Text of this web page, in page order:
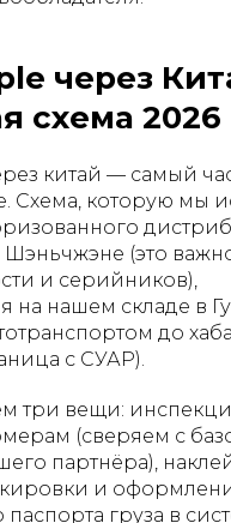
через
схема 2026
китай — самый
Схема, которую мы
Шэньчжэне (это
и серийников),
на нашем складе в
до
с СУАР).
три вещи:
(сверяем с
партнёра),
и
паспорта груза в